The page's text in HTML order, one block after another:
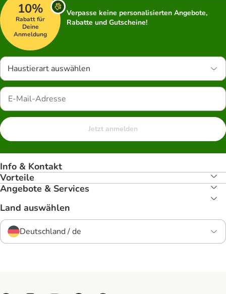
10%
Rabatt für
Deine
Anmeldung
Verpasse keine personalisierten Angebote,
Rabatte und Gutscheine!
Haustierart auswählen
Jetzt anmelden
Info & Kontakt
Vorteile
Angebote & Services
Land auswählen
Deutschland / de